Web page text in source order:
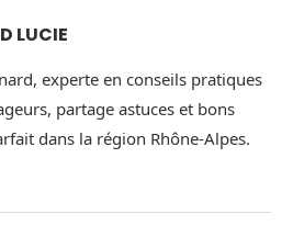
LUCIE
experte en conseils pratiques
partage astuces et bons
dans la région Rhône-Alpes.